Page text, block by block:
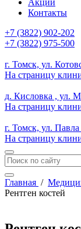
Акции
Контакты
+7 (3822) 902-202
+7 (3822) 975-500
г. Томск, ул.
На страницу
д. Кисловка , ул.
На страницу
г. Томск, ул.
На страницу
Главная /
Рентген костей